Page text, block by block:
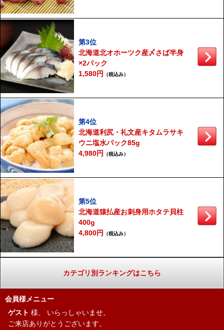
第3位
北海道北オホーツク産〆さば半身
×2パック
1,580円
（税込み）
第4位
北海道利尻・礼文産キタムラサキ
ウニ塩水パック85g
4,980円
（税込み）
第5位
北海道猿払産お刺身用ホタテ貝柱
400g
4,800円
（税込み）
カテゴリ別ランキングはこちら
会員様メニュー
ゲスト 様、
いらっしゃいませ。
ご来店ありがとうございます。